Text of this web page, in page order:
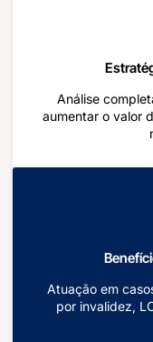
Análise
aumentar o valor
Atuação em
por invalidez,